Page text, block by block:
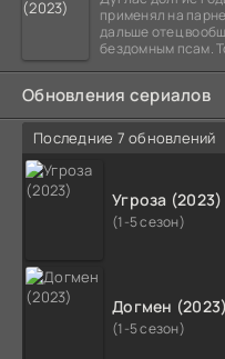
применял на
дальше отец
бездомным псам.
Обновления сериалов
Последние 7 обновлений
Угроза (2023)
(1-5 сезон)
Догмен (2023)
(1-5 сезон)